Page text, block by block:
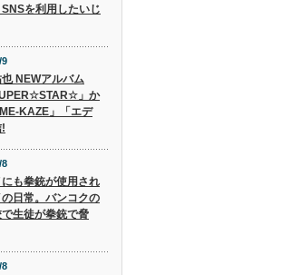
を利用したいじ
9
NEWアルバム
」か
KAZE」「エデ
8
にも拳銃が使用され
の日常。バンコクの
生徒が拳銃で脅
8